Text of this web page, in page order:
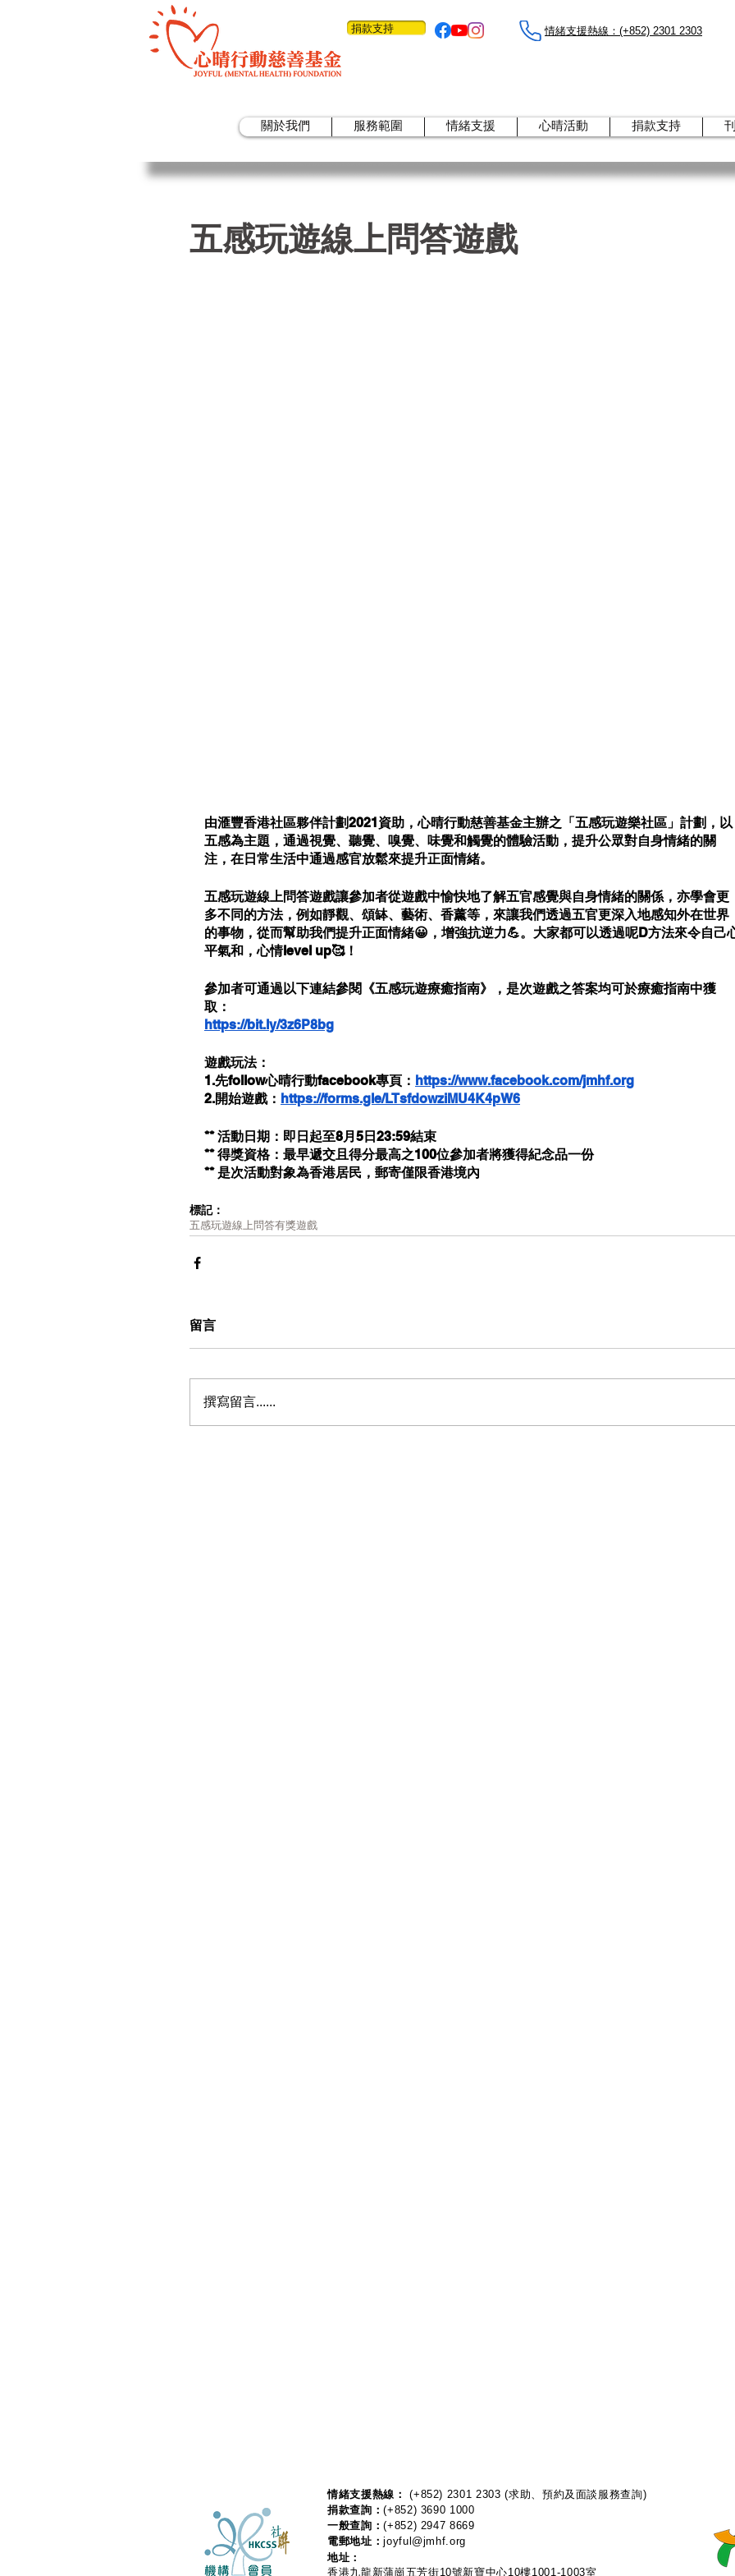
捐款支持 情緒支援熱線：​​(+852) 2301 2303
關於我們 服務範圍 情緒支援 心晴活動 捐款支持
五感玩遊線上問答遊戲
由滙豐香港社區夥伴計劃2021資助，心晴行動慈善基金主辦之「五感玩遊樂社區」計劃，以
五感為主題，通過視覺、聽覺、嗅覺、味覺和觸覺的體驗活動，提升公眾對自身情緒的關
注，在日常生活中通過感官放鬆來提升正面情緒。
五感玩遊線上問答遊戲讓參加者從遊戲中愉快地了解五官感覺與自身情緒的關係，亦學會更
多不同的方法，例如靜觀、頌缽、藝術、香薰等，來讓我們透過五官更深入地感知外在世界
的事物，從而幫助我們提升正面情緒😀，增強抗逆力💪。大家都可以透過呢D方法來令自己
平氣和，心情level up🥰！
參加者可通過以下連結參閱《五感玩遊療癒指南》，是次遊戲之答案均可於療癒指南中獲
取：
https://bit.ly/3z6P8bg
遊戲玩法：
1.先follow心晴行動facebook專頁： https://www.facebook.com/jmhf.org
2.開始遊戲： https://forms.gle/LTsfdowziMU4K4pW6
** 活動日期：即日起至8月5日23:59結束
** 得獎資格：最早遞交且得分最高之100位參加者將獲得紀念品一份
** 是次活動對象為香港居民，郵寄僅限香港境內
標記：
五感玩遊線上問答有獎遊戲
留言
撰寫留言......
情緒支援熱線：​​(+852) 2301 2303(求助、預約及面談服務查詢)
捐款查詢：(+852) 3690 1000
一般查詢：(+852) 2947 8669
電郵地址：joyful@jmhf.org
地址：
香港九龍新蒲崗五芳街10號新寶中心10樓1001-1003室